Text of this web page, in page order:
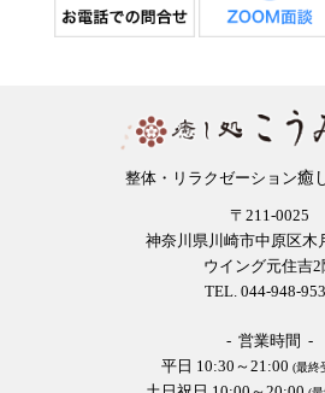
整体・リラクゼーション癒
〒211-0025
神奈川県川崎市中原区木
ウイング元住吉2
TEL. 044-948-
- 営業時間 -
平日 10:30～21:00 (最終